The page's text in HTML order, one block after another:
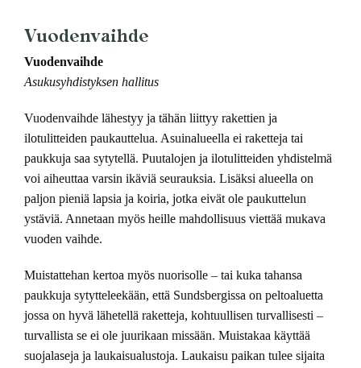
Vuodenvaihde
Vuodenvaihde
Asukusyhdistyksen hallitus
Vuodenvaihde lähestyy ja tähän liittyy rakettien ja
ilotulitteiden paukauttelua. Asuinalueella ei raketteja tai
paukkuja saa sytytellä. Puutalojen ja ilotulitteiden yhdistelmä
voi aiheuttaa varsin ikäviä seurauksia. Lisäksi alueella on
paljon pieniä lapsia ja koiria, jotka eivät ole paukuttelun
ystäviä. Annetaan myös heille mahdollisuus viettää mukava
vuoden vaihde.
Muistattehan kertoa myös nuorisolle – tai kuka tahansa
paukkuja sytytteleekään, että Sundsbergissa on peltoaluetta
jossa on hyvä lähetellä raketteja, kohtuullisen turvallisesti –
turvallista se ei ole juurikaan missään. Muistakaa käyttää
suojalaseja ja laukaisualustoja. Laukaisu paikan tulee sijaita